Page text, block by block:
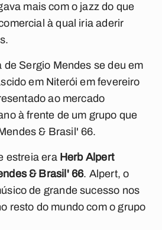
mais com o jazz do que
à qual iria aderir
de Sergio Mendes se deu em
em Niterói em fevereiro
ao mercado
à frente de um grupo que
& Brasil' 66.
estreia era Herb Alpert
& Brasil' 66. Alpert, o
de grande sucesso nos
resto do mundo com o grupo